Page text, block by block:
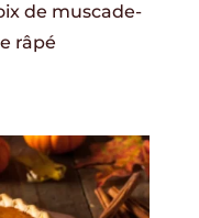
de muscade-
râpé